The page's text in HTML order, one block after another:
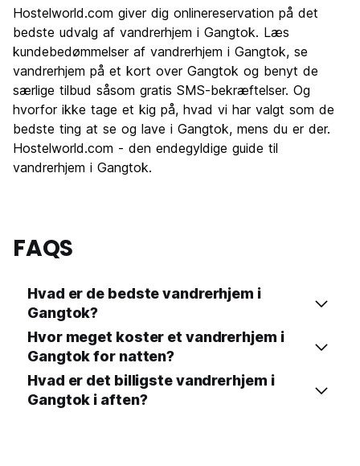
Hostelworld.com giver dig onlinereservation på det
bedste udvalg af vandrerhjem i Gangtok. Læs
kundebedømmelser af vandrerhjem i Gangtok, se
vandrerhjem på et kort over Gangtok og benyt de
særlige tilbud såsom gratis SMS-bekræftelser. Og
hvorfor ikke tage et kig på, hvad vi har valgt som de
bedste ting at se og lave i Gangtok, mens du er der.
Hostelworld.com - den endegyldige guide til
vandrerhjem i Gangtok.
FAQS
Hvad er de bedste vandrerhjem i
Gangtok?
Hvor meget koster et vandrerhjem i
Gangtok for natten?
Hvad er det billigste vandrerhjem i
Gangtok i aften?